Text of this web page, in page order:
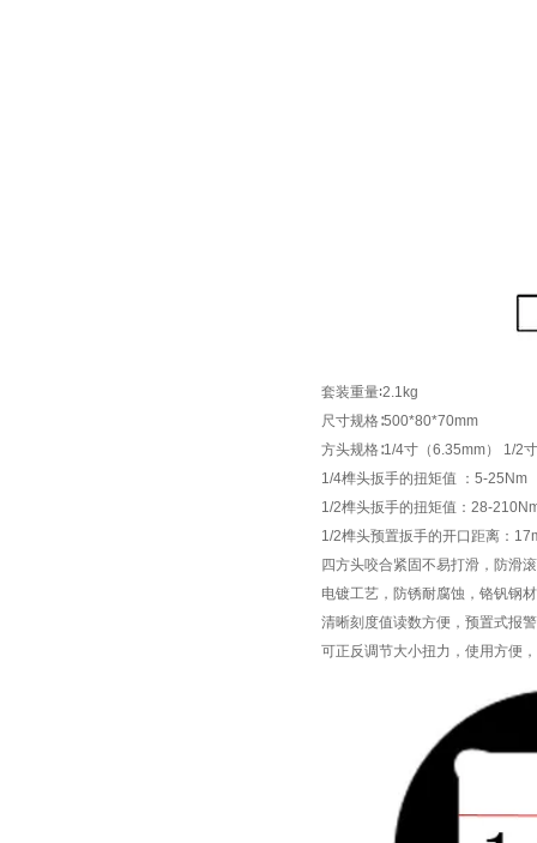
套装重量∶2.1kg
尺寸规格∶500*80*70mm
方头规格∶1/4寸（6.35mm） 1/2
1/4榫头扳手的扭矩值 ： 5-25Nm
1/2榫头扳手的扭矩值： 28-
1/2榫头预置扳手的开口距离：
四方头咬合紧固不易打滑，防滑
电镀工艺，防锈耐腐蚀，铬钒钢
清晰刻度值读数方便，预置式报
可正反调节大小扭力，使用方便